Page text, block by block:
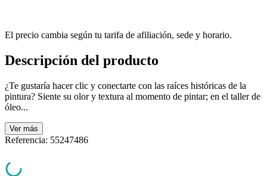
El precio cambia según tu tarifa de afiliación, sede y horario.
Descripción del producto
¿Te gustaría hacer clic y conectarte con las raíces históricas de la
pintura? Siente su olor y textura al momento de pintar; en el taller de
óleo...
Ver más
Referencia: 55247486